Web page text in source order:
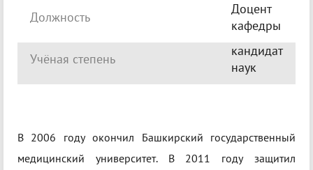
Должность
Доцент
кафедры
Учёная степень
кандидат
наук
В 2006 году окончил Башкирский государственный
медицинский университет. В 2011 году защитил